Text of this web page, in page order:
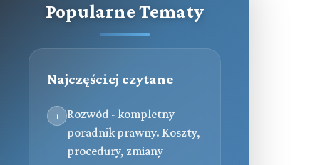
Popularne Tematy
Najczęściej czytane
1
Rozwód - kompletny
poradnik prawny. Koszty,
procedury, zmiany